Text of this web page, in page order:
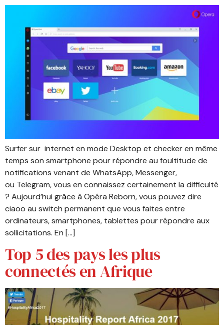
Surfer sur internet en mode Desktop et checker en même
temps son smartphone pour répondre au foultitude de
notifications venant de WhatsApp, Messenger,
ou Telegram, vous en connaissez certainement la difficulté
? Aujourd’hui grâce à Opéra Reborn, vous pouvez dire
ciaoo au switch permanent que vous faites entre
ordinateurs, smartphones, tablettes pour répondre aux
sollicitations. En […]
Top 5 des pays les plus
connectés en Afrique